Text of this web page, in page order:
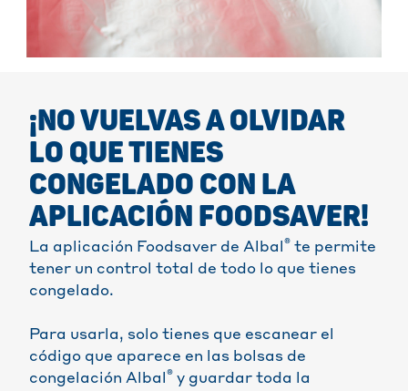
¡NO VUELVAS A OLVIDAR
LO QUE TIENES
CONGELADO CON LA
APLICACIÓN FOODSAVER!
La aplicación Foodsaver de Albal ® te permite
tener un control total de todo lo que tienes
congelado.
Para usarla, solo tienes que escanear el
código que aparece en las bolsas de
congelación Albal ® y guardar toda la